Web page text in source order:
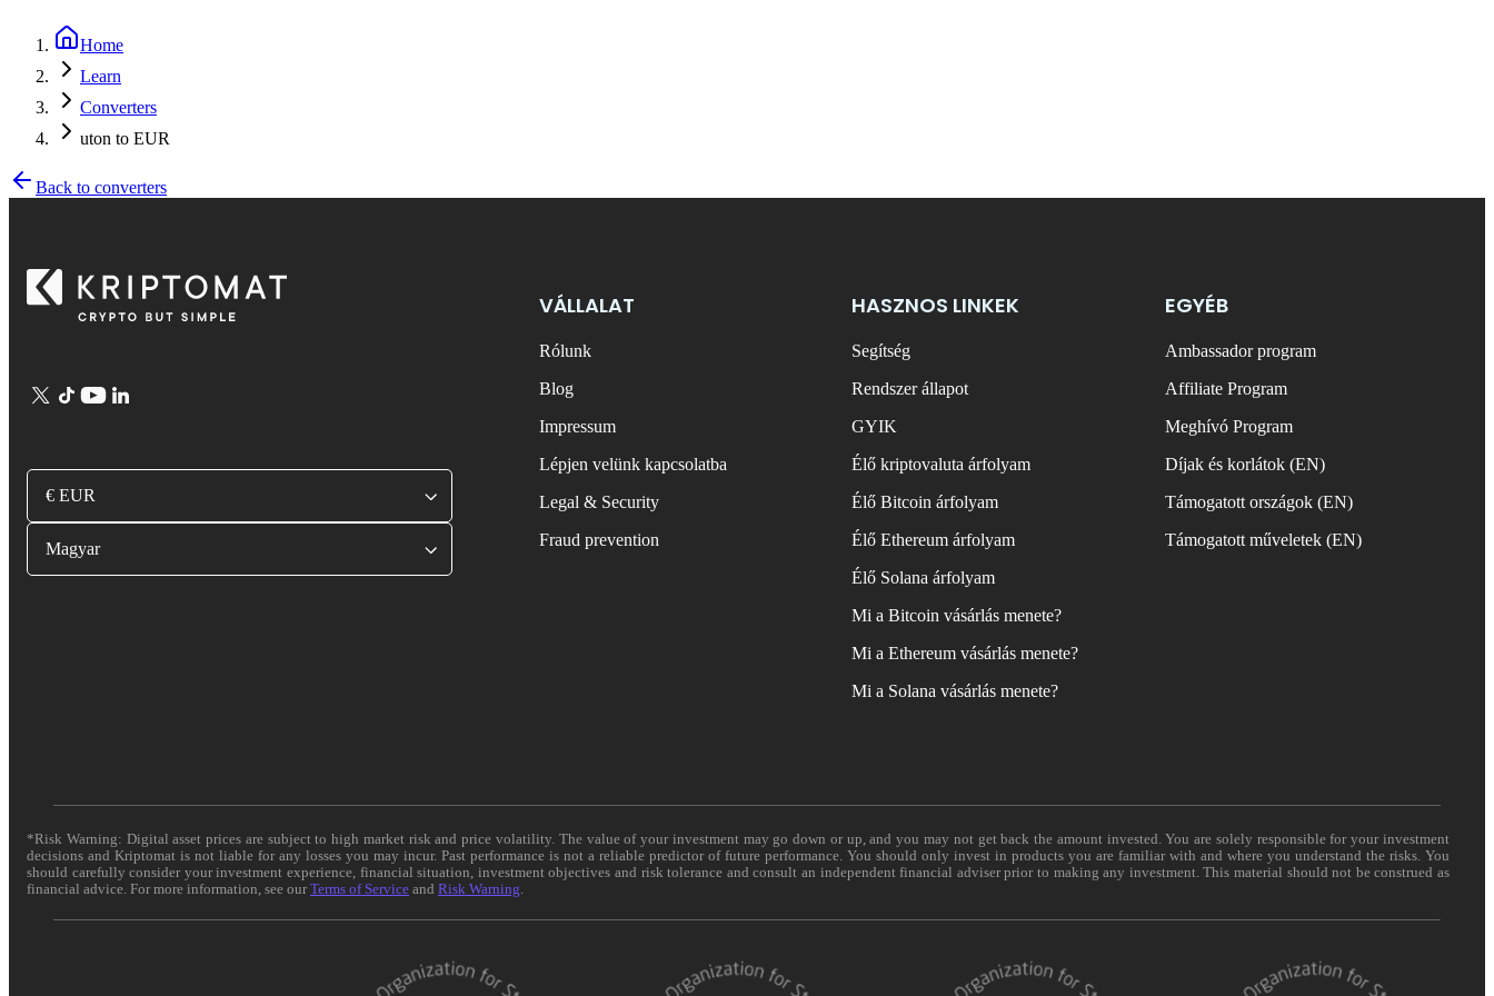
Home
Learn
Converters
uton to EUR
Back to converters
€ EUR
Magyar
VÁLLALAT
Rólunk
Blog
Impressum
Lépjen velünk kapcsolatba
Legal & Security
Fraud prevention
HASZNOS LINKEK
Segítség
Rendszer állapot
GYIK
Élő kriptovaluta árfolyam
Élő Bitcoin árfolyam
Élő Ethereum árfolyam
Élő Solana árfolyam
Mi a Bitcoin vásárlás menete?
Mi a Ethereum vásárlás menete?
Mi a Solana vásárlás menete?
EGYÉB
Ambassador program
Affiliate Program
Meghívó Program
Díjak és korlátok (EN)
Támogatott országok (EN)
Támogatott műveletek (EN)
*Risk Warning: Digital asset prices are subject to high market risk and price volatility. The value of your investment may go down or up, and you may not get back the amount invested. You are solely responsible for your investment
decisions and Kriptomat is not liable for any losses you may incur. Past performance is not a reliable predictor of future performance. You should only invest in products you are familiar with and where you understand the risks. You
should carefully consider your investment experience, financial situation, investment objectives and risk tolerance and consult an independent financial adviser prior to making any investment. This material should not be construed as
financial advice. For more information, see ourTerms of Service and Risk Warning